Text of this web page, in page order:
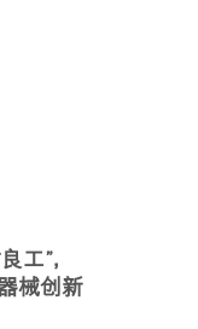
工”，
械创新